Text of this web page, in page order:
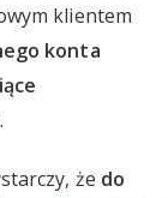
klientem
konta
.
że do